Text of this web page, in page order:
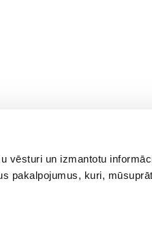
vēsturi un izmantotu
pakalpojumus, kuri,